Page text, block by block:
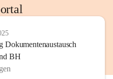
Dokumentenaustausch
BH